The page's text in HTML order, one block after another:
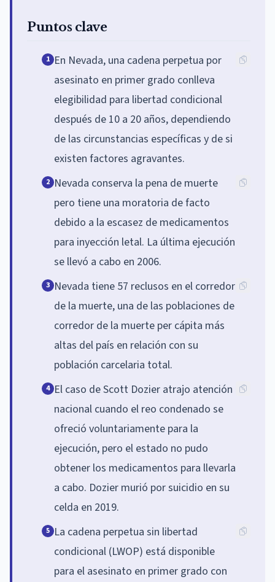
Puntos clave
1 En Nevada, una cadena perpetua por
asesinato en primer grado conlleva
elegibilidad para libertad condicional
después de 10 a 20 años, dependiendo
de las circunstancias específicas y de si
existen factores agravantes.
2 Nevada conserva la pena de muerte
pero tiene una moratoria de facto
debido a la escasez de medicamentos
para inyección letal. La última ejecución
se llevó a cabo en 2006.
3 Nevada tiene 57 reclusos en el corredor
de la muerte, una de las poblaciones de
corredor de la muerte per cápita más
altas del país en relación con su
población carcelaria total.
4 El caso de Scott Dozier atrajo atención
nacional cuando el reo condenado se
ofreció voluntariamente para la
ejecución, pero el estado no pudo
obtener los medicamentos para llevarla
a cabo. Dozier murió por suicidio en su
celda en 2019.
5 La cadena perpetua sin libertad
condicional (LWOP) está disponible
para el asesinato en primer grado con